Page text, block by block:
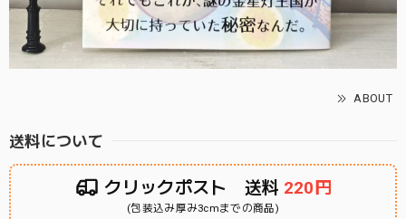
ABOUT
送料について
クリックポスト 送料 220円
(包装込み厚み3cmまでの商品)